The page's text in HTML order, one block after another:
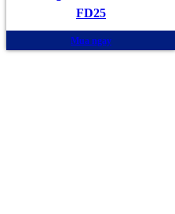
FD25
Mua ngay